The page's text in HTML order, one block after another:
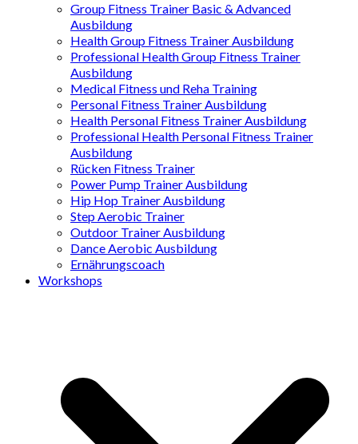
Group Fitness Trainer Basic & Advanced
Ausbildung
Health Group Fitness Trainer Ausbildung
Professional Health Group Fitness Trainer
Ausbildung
Medical Fitness und Reha Training
Personal Fitness Trainer Ausbildung
Health Personal Fitness Trainer Ausbildung
Professional Health Personal Fitness Trainer
Ausbildung
Rücken Fitness Trainer
Power Pump Trainer Ausbildung
Hip Hop Trainer Ausbildung
Step Aerobic Trainer
Outdoor Trainer Ausbildung
Dance Aerobic Ausbildung
Ernährungscoach
Workshops